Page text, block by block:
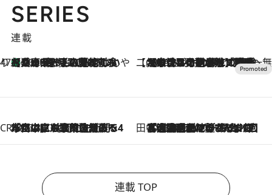
SERIES
連載
47都道府県の手みやげ ひんやりスイーツで夏を満喫
2026.8.8
【兵庫県】この夏絶対食べたい 冷やしておいしいおやつ3選 淡路島の恵みをジェラートに集約 【CREA×星野リゾート】唯一無二。癒しと発見が待つ場所へ
2026.8.7
【トンボの足水浴】ヒノキの香りに包まれて涼感マックス！約13℃の湧水かけ流しを避暑地「星野温泉 トンボの湯」で体験
CREA'S CHOICE
2026.8.7
「立川にも歌舞伎があるんだよ」 片岡仁左衛門・市川中車ら豪華座組みで4年目の立川立飛歌舞伎へ 田中稲の勝手に再ブーム
2026.8.7
「湘南乃風に憧れて」観客大盛上がりの“タオル回し”に、ラッパー顔負けの高速歌唱まで…さだまさし（74）のアグレッシブすぎる現在地
連載 TOP